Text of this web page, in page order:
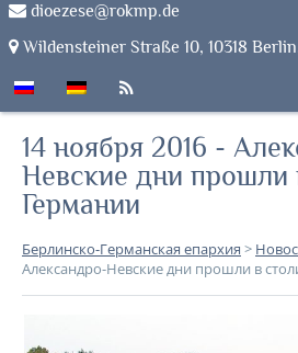
dioezese@rokmp.de
Wildensteiner Straße 10, 10318
14 ноября 2016 -
Невские дни прошли
Германии
Берлинско-Германская епархия >
Александро-Невские дни прошли в